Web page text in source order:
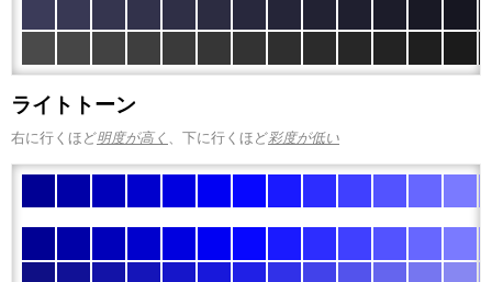
ライトトーン
右に行くほど明度が高く 、下に行くほど彩度が低い